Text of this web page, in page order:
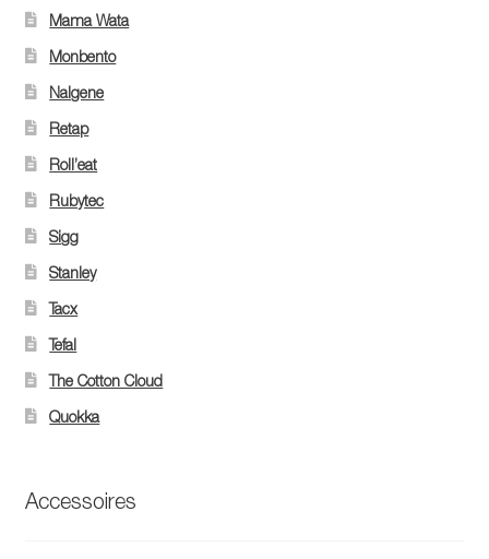
Mama Wata
Monbento
Nalgene
Retap
Roll’eat
Rubytec
Sigg
Stanley
Tacx
Tefal
The Cotton Cloud
Quokka
Accessoires